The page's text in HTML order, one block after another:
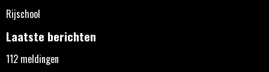
Rijschool
Laatste berichten
112 meldingen